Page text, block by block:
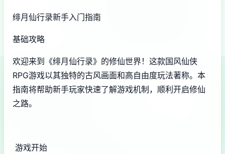
绯月仙行录新手入门指南
基础攻略
欢迎来到《绯月仙行录》的修仙世界！这款国风仙侠
RPG游戏以其独特的古风画面和高自由度玩法著称。本
指南将帮助新手玩家快速了解游戏机制，顺利开启修仙
之路。
游戏开始